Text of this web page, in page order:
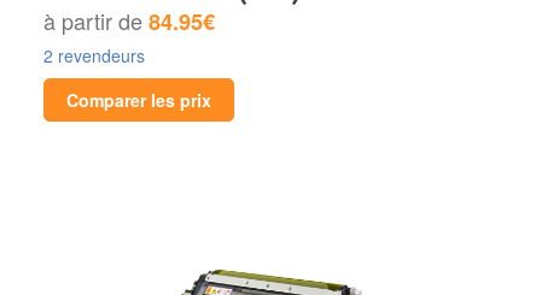
à partir de84.95€
2 revendeurs
Comparer les prix